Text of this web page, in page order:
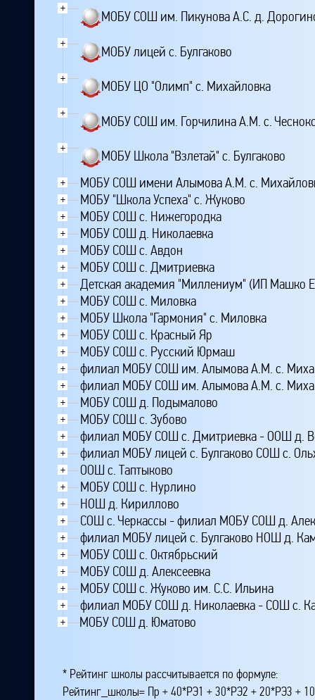
+
МОБУ СОШ им. Пикунова А.С. д.
+
МОБУ лицей с. Булгаково
+
МОБУ ЦО "Олимп" с. Михайловка
+
МОБУ СОШ им. Горчилина А.М. с.
+
МОБУ Школа "Взлетай" с. Булгаково
+ МОБУ СОШ имени Алымова А.М. с.
+ МОБУ "Школа Успеха" с. Жуково
+ МОБУ СОШ с. Нижегородка
+ МОБУ СОШ д. Николаевка
+ МОБУ СОШ с. Авдон
+ МОБУ СОШ с. Дмитриевка
+ Детская академия "Миллениум" (ИП Машко
+ МОБУ СОШ с. Миловка
+ МОБУ Школа "Гармония" с. Миловка
+ МОБУ СОШ с. Красный Яр
+ МОБУ СОШ с. Русский Юрмаш
+ филиал МОБУ СОШ им. Алымова А.М. с.
+ филиал МОБУ СОШ им. Алымова А.М. с.
+ МОБУ СОШ д. Подымалово
+ МОБУ СОШ с. Зубово
+ филиал МОБУ СОШ с. Дмитриевка - ООШ д.
+ филиал МОБУ лицей с. Булгаково СОШ с.
+ ООШ с. Таптыково
+ МОБУ СОШ с. Нурлино
+ НОШ д. Кириллово
+ СОШ с. Черкассы - филиал МОБУ СОШ д.
+ филиал МОБУ лицей с. Булгаково НОШ д.
+ МОБУ СОШ с. Октябрьский
+ МОБУ СОШ д. Алексеевка
+ МОБУ СОШ с. Жуково им. С.С. Ильина
+ филиал МОБУ СОШ д. Николаевка - СОШ с.
+ МОБУ СОШ д. Юматово
* Рейтинг школы рассчитывается по формуле:
Рейтинг_школы= Пр + 40*РЭ1 + 30*РЭ2 + 20*РЭ3 +